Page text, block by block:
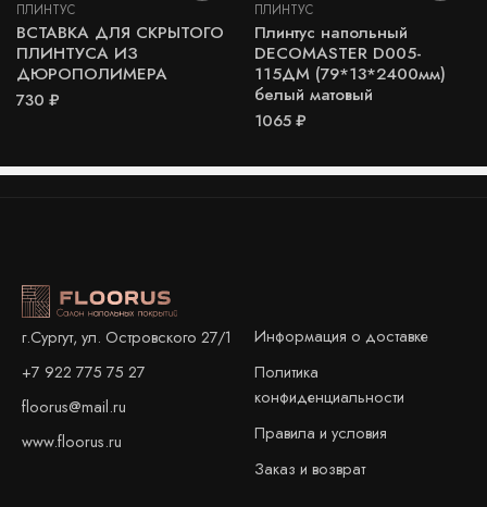
ПЛИНТУС
ВСТАВКА ДЛЯ СКРЫТОГО
ПЛИНТУСА ИЗ
ДЮРОПОЛИМЕРА
730 ₽
ПЛИНТУС
Плинтус напольный
DECOMASTER D005-
115ДМ (79*13*2400мм)
белый матовый
1065₽
г.Сургут, ул. Островского 27/1
+7 922 775 75 27
floorus@mail.ru
www.floorus.ru
Информация о доставке
Политика
конфиденциальности
Правила и условия
Заказ и возврат